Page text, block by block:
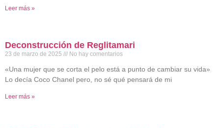
Leer más »
Deconstrucción de Reglitamari
23 de marzo de 2025 No hay comentarios
«Una mujer que se corta el pelo está a punto de cambiar su vida»
Lo decía Coco Chanel pero, no sé qué pensará de mi
Leer más »